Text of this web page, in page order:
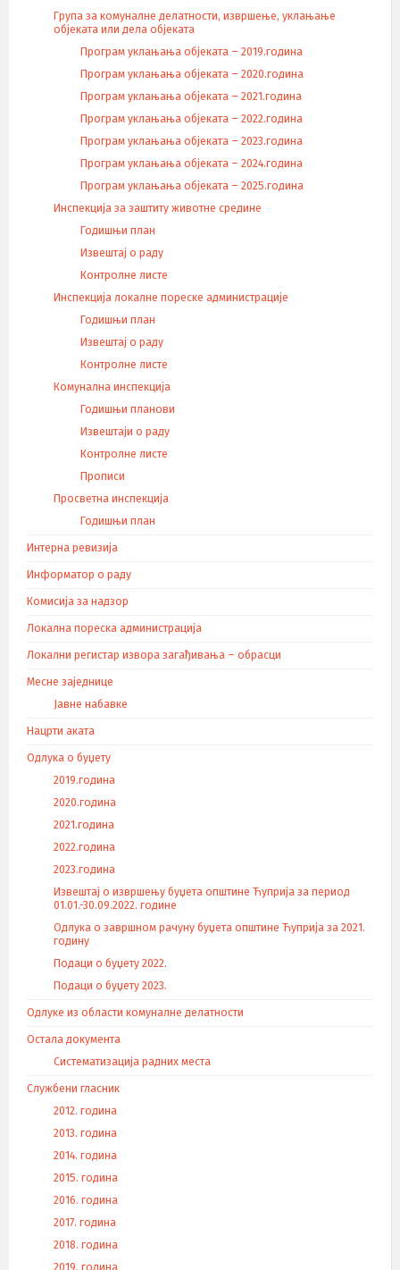
Група за комуналне делатности, извршење, уклањање
објеката или дела објеката
Програм уклањања објеката – 2019.година
Програм уклањања објеката – 2020.година
Програм уклањања објеката – 2021.година
Програм уклањања објеката – 2022.година
Програм уклањања објеката – 2023.година
Програм уклањања објеката – 2024.година
Програм уклањања објеката – 2025.година
Инспекција за заштиту животне средине
Годишњи план
Извештај о раду
Контролне листе
Инспекција локалне пореске администрације
Годишњи план
Извештај о раду
Контролне листе
Комунална инспекција
Годишњи планови
Извештаји о раду
Контролне листе
Прописи
Просветна инспекција
Годишњи план
Интерна ревизија
Информатор о раду
Комисија за надзор
Локална пореска администрација
Локални регистар извора загађивања – обрасци
Месне заједнице
Јавне набавке
Нацрти аката
Одлука о буџету
2019.година
2020.година
2021.година
2022.година
2023.година
Извештај о извршењу буџета општине Ћуприја за период
01.01.-30.09.2022. године
Одлука о завршном рачуну буџета општине Ћуприја за 2021.
годину
Подаци о буџету 2022.
Подаци о буџету 2023.
Одлуке из области комуналне делатности
Остала документа
Систематизација радних места
Службени гласник
2012. година
2013. година
2014. година
2015. година
2016. година
2017. година
2018. година
2019. година